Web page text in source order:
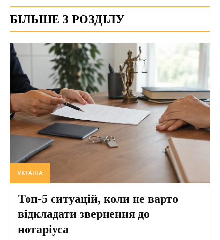
БІЛЬШЕ З РОЗДІЛУ
УКРАЇНА
Топ-5 ситуацій, коли не варто
відкладати звернення до
нотаріуса